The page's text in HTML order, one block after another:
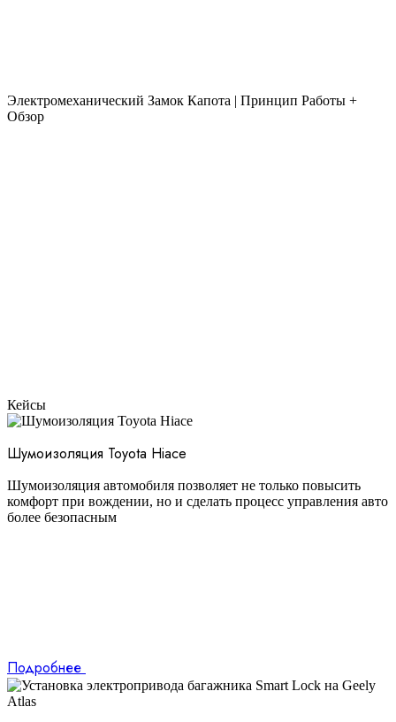
Электромеханический Замок Капота | Принцип Работы +
Обзор
Кейсы
Шумоизоляция Toyota Hiace
Шумоизоляция автомобиля позволяет не только повысить
комфорт при вождении, но и сделать процесс управления авто
более безопасным
Подробнее